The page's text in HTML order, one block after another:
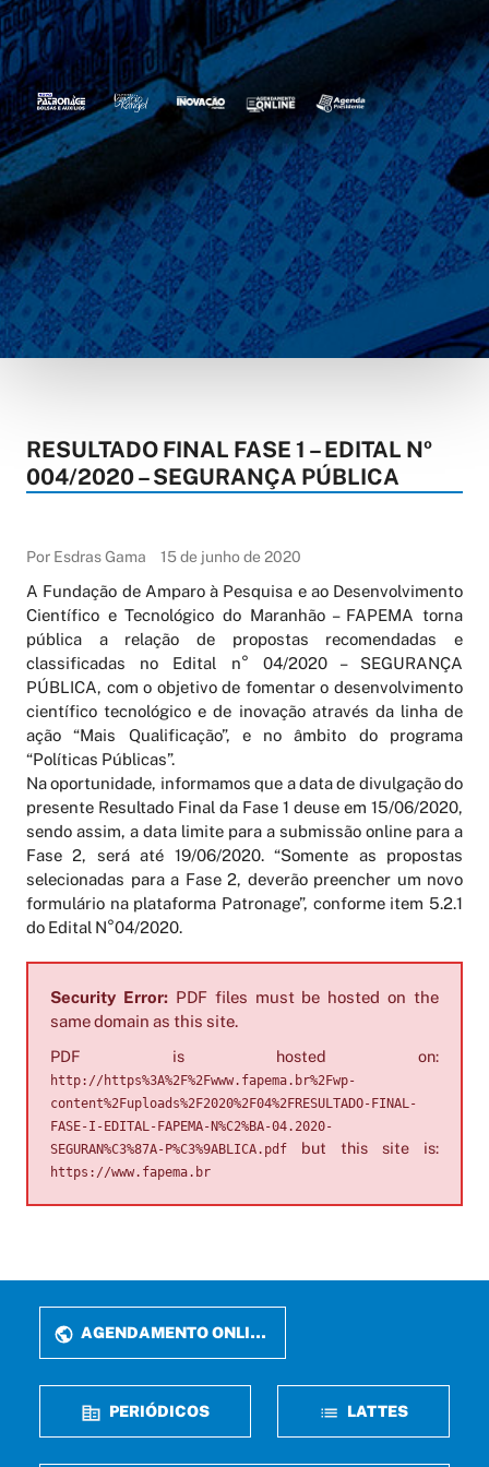
RESULTADO FINAL FASE 1 – EDITAL Nº
004/2020 – SEGURANÇA PÚBLICA
Por Esdras Gama 15 de junho de 2020
A Fundação de Amparo à Pesquisa e ao Desenvolvimento
Científico e Tecnológico do Maranhão – FAPEMA torna
pública a relação de propostas recomendadas e
classificadas no Edital n° 04/2020 – SEGURANÇA
PÚBLICA, com o objetivo de fomentar o desenvolvimento
científico tecnológico e de inovação através da linha de
ação “Mais Qualificação”, e no âmbito do programa
“Políticas Públicas”.
Na oportunidade, informamos que a data de divulgação do
presente Resultado Final da Fase 1 deuse em 15/06/2020,
sendo assim, a data limite para a submissão online para a
Fase 2, será até 19/06/2020. “Somente as propostas
selecionadas para a Fase 2, deverão preencher um novo
formulário na plataforma Patronage”, conforme item 5.2.1
do Edital N°04/2020.
Security Error:PDF files must be hosted on the
same domain as this site.
PDF is hosted on:
http://https%3A%2F%2Fwww.fapema.br%2Fwp-
content%2Fuploads%2F2020%2F04%2FRESULTADO-FINAL-
FASE-I-EDITAL-FAPEMA-N%C2%BA-04.2020-
SEGURAN%C3%87A-P%C3%9ABLICA.pdf
but this site is:
https://www.fapema.br
AGENDAMENTO ONLINE
PERIÓDICOS LATTES